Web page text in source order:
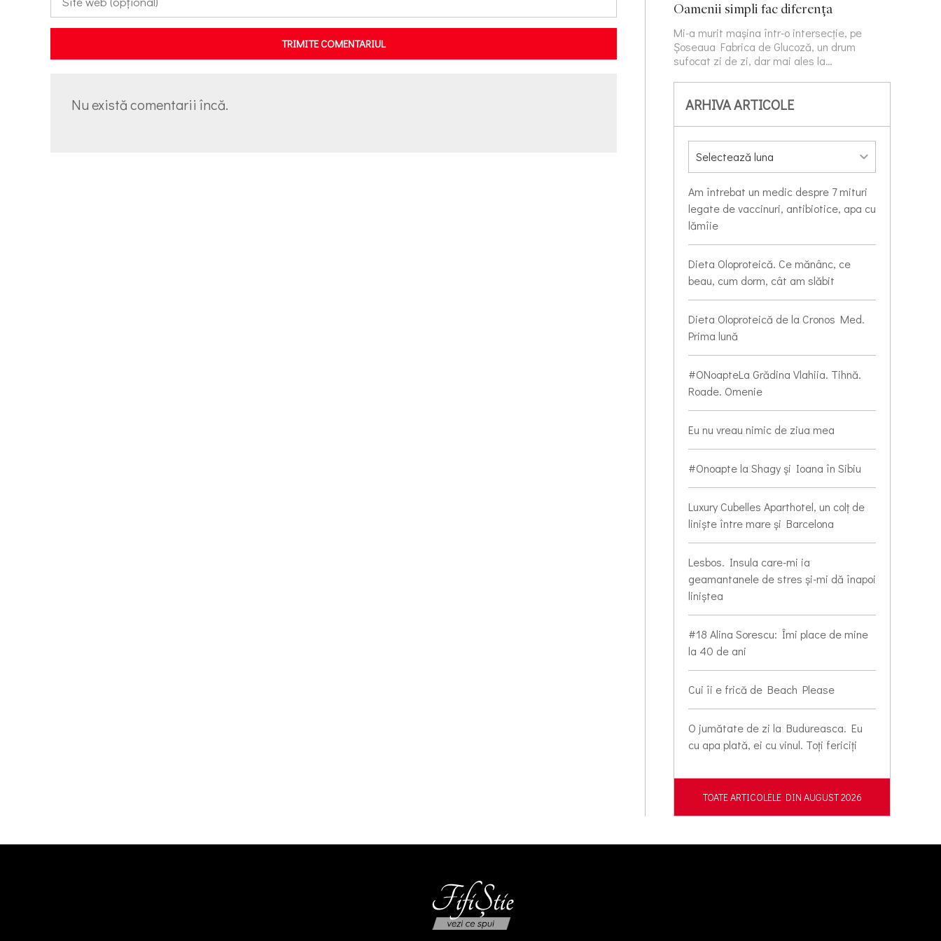
TRIMITE COMENTARIUL
Nu există comentarii încă.
Oamenii simpli fac diferența
Mi-a murit mașina într-o intersecție, pe
Șoseaua Fabrica de Glucoză, un drum
sufocat zi de zi, dar mai ales la…
ARHIVA ARTICOLE
Am întrebat un medic despre 7 mituri
legate de vaccinuri, antibiotice, apa cu
lămîie
Dieta Oloproteică. Ce mănânc, ce
beau, cum dorm, cât am slăbit
Dieta Oloproteică de la Cronos Med.
Prima lună
#ONoapteLa Grădina Vlahiia. Tihnă.
Roade. Omenie
Eu nu vreau nimic de ziua mea
#Onoapte la Shagy și Ioana în Sibiu
Luxury Cubelles Aparthotel, un colț de
liniște între mare și Barcelona
Lesbos. Insula care-mi ia
geamantanele de stres și-mi dă înapoi
liniștea
#18 Alina Sorescu: Îmi place de mine
la 40 de ani
Cui îi e frică de Beach Please
O jumătate de zi la Budureasca. Eu
cu apa plată, ei cu vinul. Toți fericiți
TOATE ARTICOLELE DIN AUGUST 2026